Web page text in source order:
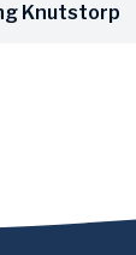
Knutstorp